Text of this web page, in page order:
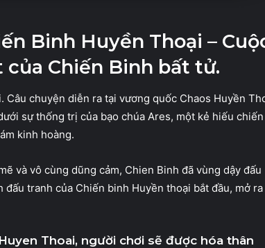
Binh Huyền Thoại –
Chiến Binh bất tử.
chuyện diễn ra tại vương quốc Chaos Huyền
sự thống trị của bạo chúa Ares, một kẻ hiếu
kinh hoàng.
và vô cùng dũng cảm, Chien Binh đã vùng dậy đấu
tranh của Chiến binh Huyền thoại bắt đầu, mở ra
Thoai, người chơi sẽ được hóa thân